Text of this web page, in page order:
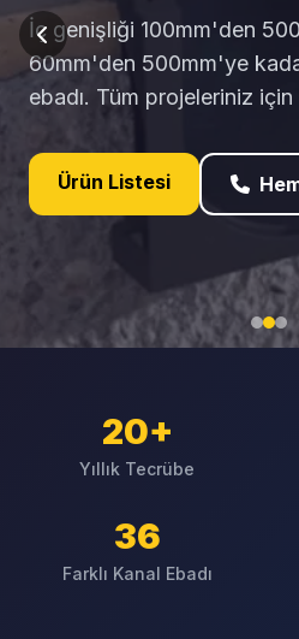
İç genişliği 100mm'den
60mm'den 500mm'ye
ebadı. Tüm projeleriniz
Ürün Listesi
20+
Yıllık Tecrübe
36
Farklı Kanal Ebadı